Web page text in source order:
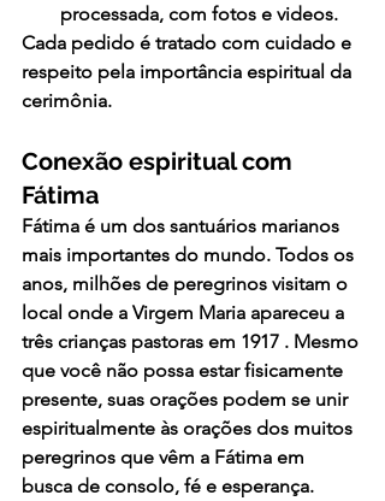
processada, com fotos e videos.
Cada pedido é tratado com cuidado e
respeito pela importância espiritual da
cerimônia.
Conexão espiritual com
Fátima
Fátima é um dos santuários marianos
mais importantes do mundo. Todos os
anos, milhões de peregrinos visitam o
local onde a Virgem Maria apareceu a
três crianças pastoras em 1917 . Mesmo
que você não possa estar fisicamente
presente, suas orações podem se unir
espiritualmente às orações dos muitos
peregrinos que vêm a Fátima em
busca de consolo, fé e esperança.